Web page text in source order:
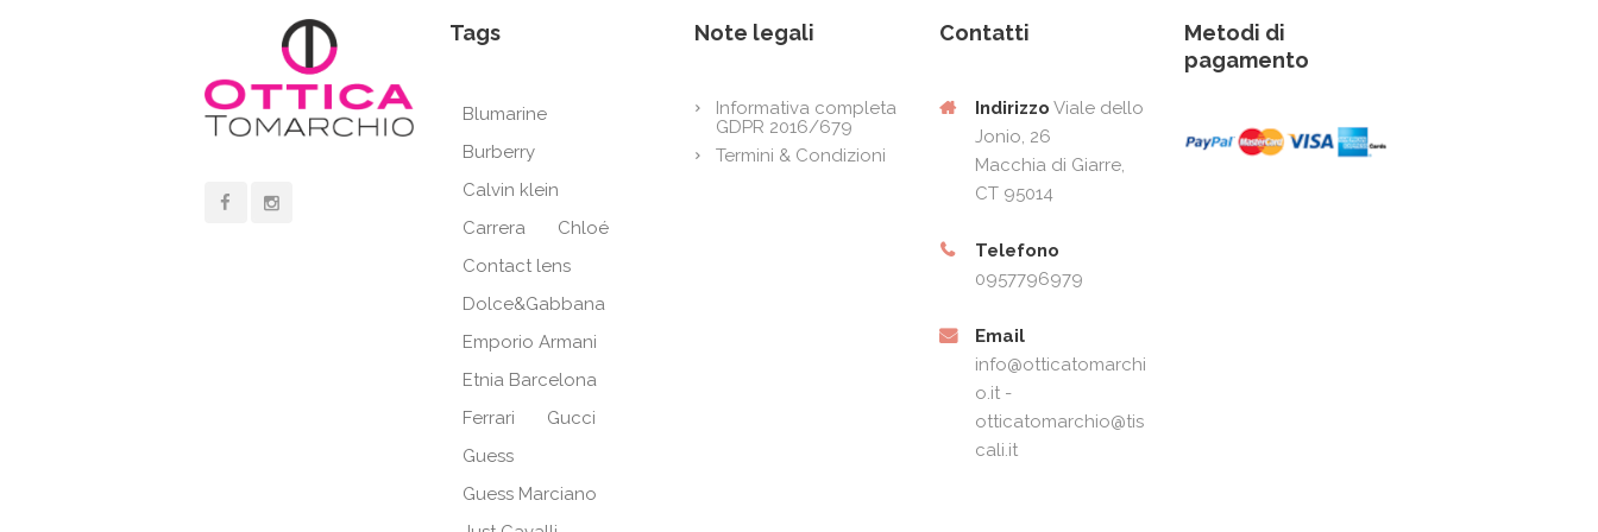
Tags
Blumarine
Burberry
Calvin klein
Carrera
Chloé
Contact lens
Dolce&Gabbana
Emporio Armani
Etnia Barcelona
Ferrari
Gucci
Guess
Guess Marciano
Note legali
Informativa completa
GDPR 2016/679
Termini & Condizioni
Contatti
Indirizzo Viale dello
Jonio, 26
Macchia di Giarre,
CT 95014
Telefono
0957796979
Email
info@otticatomarchi
o.it -
otticatomarchio@tis
cali.it
Metodi di
pagamento